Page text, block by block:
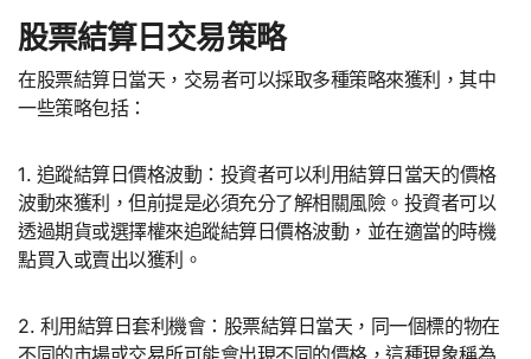
股票結算日交易策略
在股票結算日當天，交易者可以採取多種策略來獲利，其中
一些策略包括：
1. 追蹤結算日價格波動：投資者可以利用結算日當天的價格
波動來獲利，但前提是必須充分了解相關風險。投資者可以
透過期貨或選擇權來追蹤結算日價格波動，並在適當的時機
點買入或賣出以獲利。
2. 利用結算日套利機會：股票結算日當天，同一個標的物在